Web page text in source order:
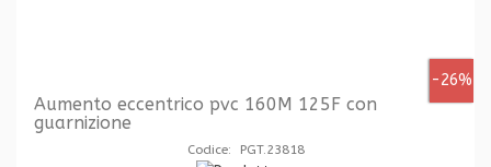
-26%
Aumento eccentrico pvc 160M 125F con
guarnizione
Codice: PGT.23818